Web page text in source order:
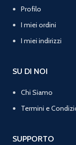
Profilo
I miei ordini
I miei indirizzi
SU DI NOI
Chi Siamo
Termini e
SUPPORTO